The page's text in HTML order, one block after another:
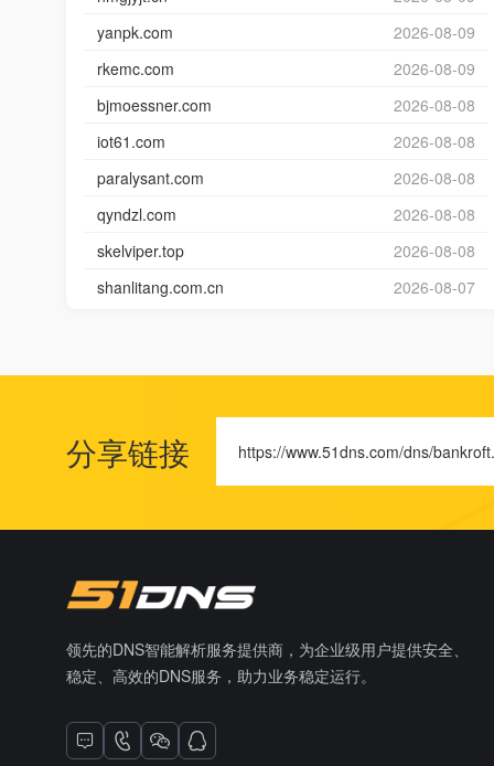
yanpk.com
2026-08-09
rkemc.com
2026-08-09
bjmoessner.com
2026-08-08
iot61.com
2026-08-08
paralysant.com
2026-08-08
qyndzl.com
2026-08-08
skelviper.top
2026-08-08
shanlitang.com.cn
2026-08-07
分享链接 https://www.51dns.com/dns/
领先的DNS智能解析服务提供商，为企业级用户提供安全、
稳定、高效的DNS服务，助力业务稳定运行。